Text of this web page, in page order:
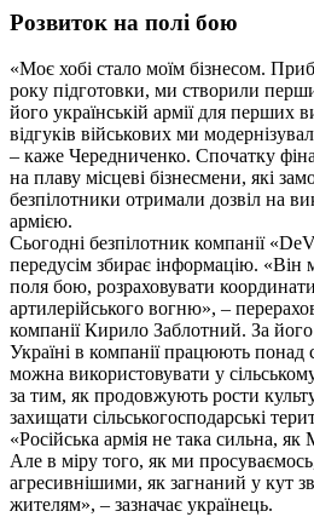
Розвиток на полі бою
«Моє хобі стало моїм бізнесом.
року підготовки, ми створили
його українській армії для перших
відгуків військових ми
– каже Чередниченко. Спочатку
на плаву місцеві бізнесмени, які
безпілотники отримали дозвіл на
армією.
Сьогодні безпілотник компанії
передусім збирає інформацію. «Він
поля бою, розраховувати
артилерійського вогню», –
компанії Кирило Заблотний. За
Україні в компанії працюють
можна використовувати у
за тим, як продовжують рости
захищати сільськогосподарські
«Російська армія не така сильна, як
Але в міру того, як ми
агресивнішими, як загнаний у кут
жителям», – зазначає українець.